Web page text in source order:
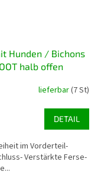
Hunden / Bichons
halb offen
lieferbar(7 St)
DETAIL
im Vorderteil-
Verstärkte Ferse-